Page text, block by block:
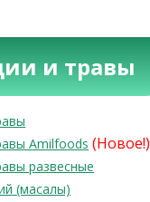
и травы
Amilfoods (Новое!)
развесные
(масалы)